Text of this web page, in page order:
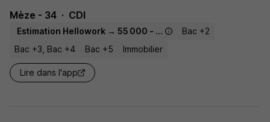
Mèze - 34 CDI
Estimation Hellowork → 55 000 - 60 000 € / an
Bac +2
Bac +3, Bac +4
Bac +5 Immobilier
Lire dans l'app